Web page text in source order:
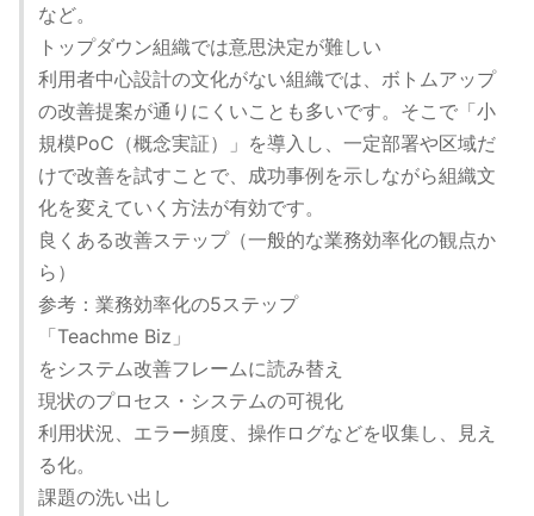
など。
トップダウン組織では意思決定が難しい
利用者中心設計の文化がない組織では、ボトムアップ
の改善提案が通りにくいことも多いです。そこで「小
規模PoC（概念実証）」を導入し、一定部署や区域だ
けで改善を試すことで、成功事例を示しながら組織文
化を変えていく方法が有効です。
良くある改善ステップ（一般的な業務効率化の観点か
ら）
参考：業務効率化の5ステップ
「Teachme Biz」
をシステム改善フレームに読み替え
現状のプロセス・システムの可視化
利用状況、エラー頻度、操作ログなどを収集し、見え
る化。
課題の洗い出し